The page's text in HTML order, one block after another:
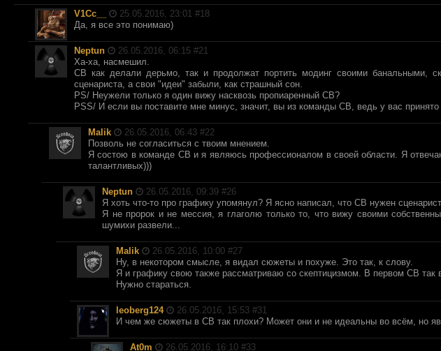
V1Cc__ 25.05.2016, 23:01 #18
Да, я все это понимаю)
Neptun 26.05.2016, 06:15 #21
Ха-ха, насмешил.
СВ как делали дерьмо, так и продолжат портить модинг своими банальными,
сценариста, а свои "идеи" забыли, как страшный сон.
PS/ Неужели только я один вижу насквозь пропиаренный СВ?
PSS/ И если вы поставите мне минус, значит, вы из команды СВ, ведь у вас
Malik 26.05.2016, 06:43 #22
Позволь не согласиться с твоим мнением.
Я состою в команде СВ и я являюсь профессионалом в своей области. Я
талантливых)))
Neptun 26.05.2016, 09:39 #26
Я хоть что-то про графику упомянул? Я ясно написал, что СВ нужен
Я не пророк и не мессия, я глаголю только то, что вижу своими
шумихи развели...
Malik 26.05.2016, 10:00 #27
Ну, в некотором смысле, я видал сюжеты и похуже. Это так, к слову.
Я и графику свою также рассматриваю со скептицизмом. В первом СВ так
Нужно стараться.
leoberg124 26.05.2016, 15:53 #31
И чем же сюжеты в СВ так плохи? Может они и не идеальны во всём, но
At0m 26.05.2016, 16:10 #33